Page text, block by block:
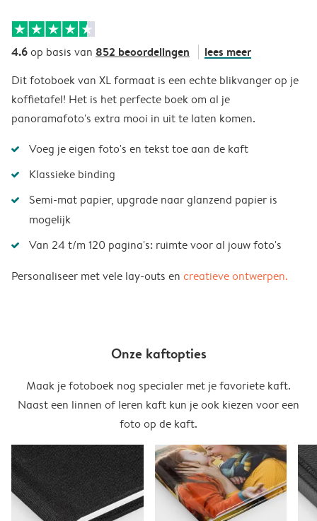
4.6op basis van 852 beoordelingen lees meer
Dit fotoboek van XL formaat is een echte blikvanger op je
koffietafel! Het is het perfecte boek om al je
panoramafoto's extra mooi in uit te laten komen.
Voeg je eigen foto's en tekst toe aan de kaft
Klassieke binding
Semi-mat papier, upgrade naar glanzend papier is
mogelijk
Van 24 t/m 120 pagina's: ruimte voor al jouw foto's
Personaliseer met vele lay-outs en creatieve ontwerpen.
Onze kaftopties
Maak je fotoboek nog specialer met je favoriete kaft.
Naast een linnen of leren kaft kun je ook kiezen voor een
foto op de kaft.